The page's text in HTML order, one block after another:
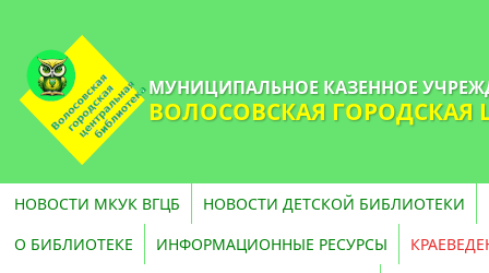
МУНИЦИПАЛЬНОЕ КАЗЕННОЕ
ВОЛОСОВСКАЯ ГОРОДСКАЯ
НОВОСТИ МКУК ВГЦБ НОВОСТИ ДЕТСКОЙ БИБЛИОТЕКИ
О БИБЛИОТЕКЕ
ИНФОРМАЦИОННЫЕ РЕСУРСЫ